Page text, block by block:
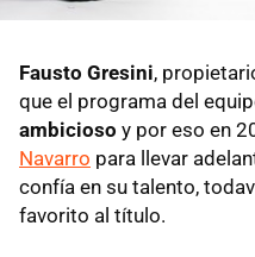
Fausto Gresini,
que el programa del
ambicioso y por eso en
Navarro para llevar
confía en su talento,
favorito al título.